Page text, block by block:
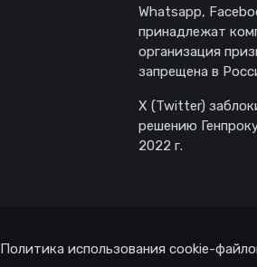
Whatsapp,
принадлежат
организация
запрещена в
X (Twitter)
решению
2022 г.
Политика использования cookie-